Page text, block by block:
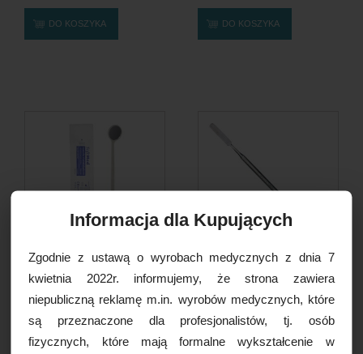
DO KOSZYKA DO KOSZYKA
Lusterko stomatologiczne
Szpatułka do zarabiania,
metalowa, rozm. M,...
9,00 PLN
Informacja dla Kupujących
Zgodnie z ustawą o wyrobach medycznych z dnia 7
kwietnia 2022r. informujemy, że strona zawiera
niepubliczną reklamę m.in. wyrobów medycznych, które
są przeznaczone dla profesjonalistów, tj. osób
fizycznych, które mają formalne wykształcenie w